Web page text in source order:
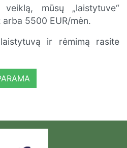
mūsų „laistytuve“
5500 EUR/mėn.
ir rėmimą rasite